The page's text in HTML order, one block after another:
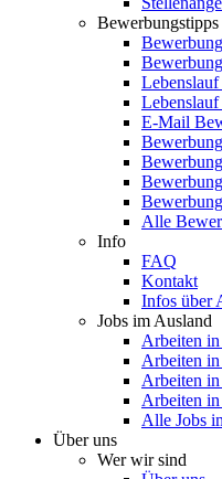
Bewerbungstipps
Lebenslauf
E-Mail
Alle
Info
FAQ
Kontakt
Infos über
Jobs im Ausland
Arbeiten
Arbeiten
Arbeiten in
Arbeiten
Alle Jobs
Über uns
Wer wir sind